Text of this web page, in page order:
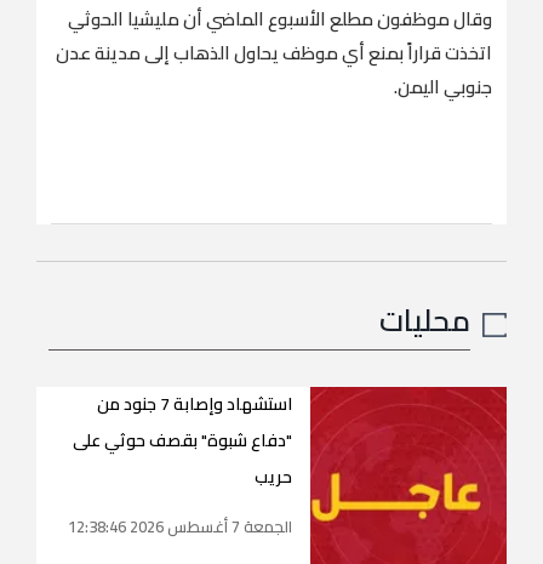
وقال موظفون مطلع الأسبوع الماضي أن مليشيا الحوثي
اتخذت قراراً بمنع أي موظف يحاول الذهاب إلى مدينة عدن
جنوبي اليمن.
محليات
استشهاد وإصابة 7 جنود من
"دفاع شبوة" بقصف حوثي على
حريب
الجمعة 7 أغسطس 2026 12:38:46